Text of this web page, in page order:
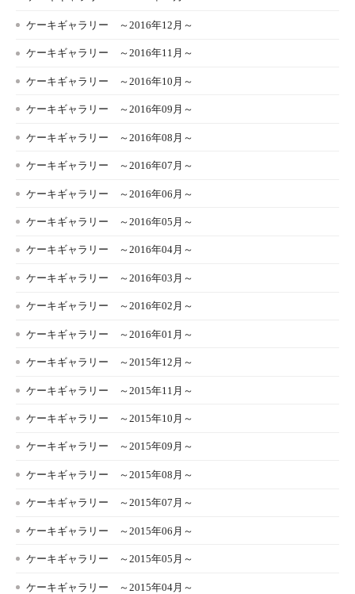
ケーキギャラリー ～2016年12月～
ケーキギャラリー ～2016年11月～
ケーキギャラリー ～2016年10月～
ケーキギャラリー ～2016年09月～
ケーキギャラリー ～2016年08月～
ケーキギャラリー ～2016年07月～
ケーキギャラリー ～2016年06月～
ケーキギャラリー ～2016年05月～
ケーキギャラリー ～2016年04月～
ケーキギャラリー ～2016年03月～
ケーキギャラリー ～2016年02月～
ケーキギャラリー ～2016年01月～
ケーキギャラリー ～2015年12月～
ケーキギャラリー ～2015年11月～
ケーキギャラリー ～2015年10月～
ケーキギャラリー ～2015年09月～
ケーキギャラリー ～2015年08月～
ケーキギャラリー ～2015年07月～
ケーキギャラリー ～2015年06月～
ケーキギャラリー ～2015年05月～
ケーキギャラリー ～2015年04月～